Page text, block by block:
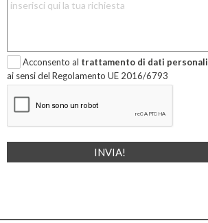
Acconsento al trattamento di dati personali
ai sensi del Regolamento UE 2016/6793